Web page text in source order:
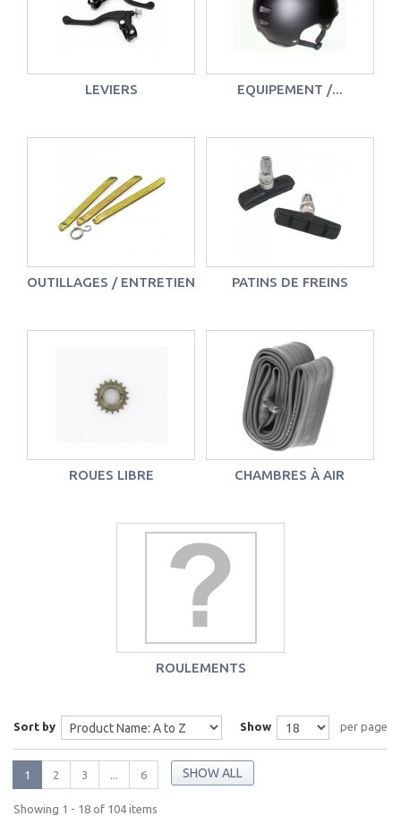
LEVIERS EQUIPEMENT /...
OUTILLAGES / ENTRETIEN PATINS DE FREINS
ROUES LIBRE CHAMBRES À AIR
ROULEMENTS
Sort by Show per page
SHOW ALL
1 2 3 ... 6
Showing 1 - 18 of 104 items